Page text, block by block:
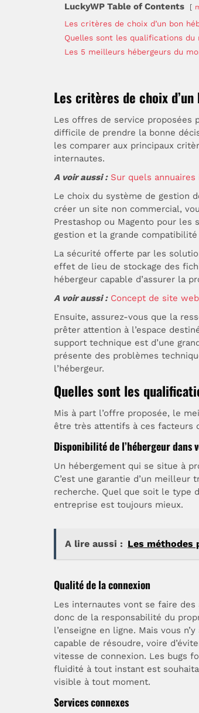
LuckyWP Table of Contents
Les critères de choix d’un bon
Quelles sont les qualifications du
Les 5 meilleurs hébergeurs du
Les critères de choix
Les offres de service proposées
difficile de prendre la bonne
les comparer aux principaux
internautes.
A voir aussi : Sur quels
Le choix du système de gestion
créer un site non commercial,
Prestashop ou Magento pour
gestion et la grande
La sécurité offerte par les
effet de lieu de stockage des
hébergeur capable d’assurer la
A voir aussi : Concept de site
Ensuite, assurez-vous que la
prêter attention à l’espace
support technique est d’une
présente des problèmes
l’hébergeur.
Quelles sont les
Mis à part l’offre proposée, le
être très attentifs à ces facteurs
Disponibilité de l’hébergeur dans
Un hébergement qui se situe à
C’est une garantie d’un
recherche. Quel que soit le type
entreprise est toujours mieux.
A lire aussi : Les méthodes
Qualité de la connexion
Les internautes vont se faire
donc de la responsabilité du
l’enseigne en ligne. Mais vous
capable de résoudre, voire
vitesse de connexion. Les bugs
fluidité à tout instant est
visible à tout moment.
Services connexes